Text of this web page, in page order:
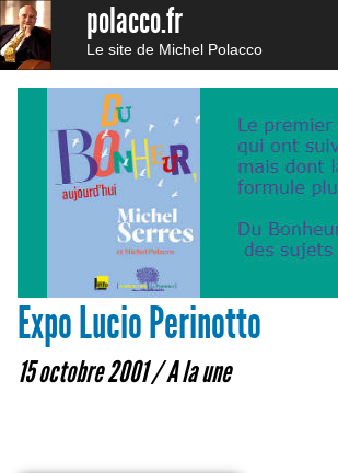
polacco.fr
Le site de Michel Polacco
Expo Lucio Perinotto
15 octobre 2001 /A la une